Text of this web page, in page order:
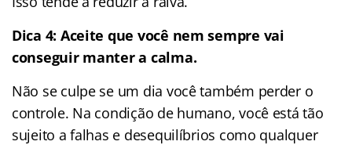
Dica 4: Aceite que você nem sempre vai
conseguir manter a calma.
Não se culpe se um dia você também perder o
controle. Na condição de humano, você está tão
sujeito a falhas e desequilíbrios como qualquer